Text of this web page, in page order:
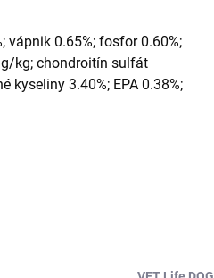
vápnik 0.65%; fosfor 0.60%;
kg; chondroitín sulfát
kyseliny 3.40%; EPA 0.38%;